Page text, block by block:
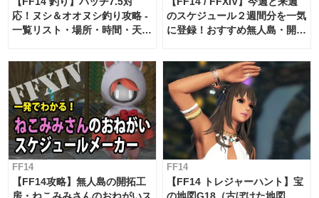
応！ヌシ＆オオヌシ釣り攻略 -
一覧リスト・場所・時間・天
のスケジュール２週間分を一気
に登録！おすすめ無人島・開拓
FF14
【FF14攻略】無人島の開拓工
FF14
【FF14 トレジャーハント】宝